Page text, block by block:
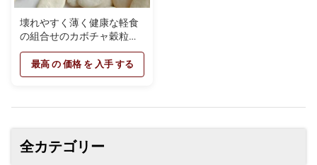
壊れやすく薄く健康な軽食
の組合せのカボチャ穀粒の
健康なナットの軽食
最高 の 価格 を 入手 する
全カテゴリー